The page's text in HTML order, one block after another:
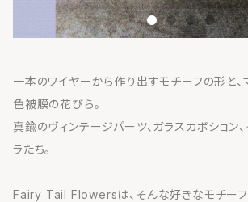
一本のワイヤーから作り出すモチーフの形と、
色被膜の花びら。
真鍮のヴィンテージパーツ、ガラスカボション
ラたち。
Fairy Tail Flowersは、そんな好きなモチーフ